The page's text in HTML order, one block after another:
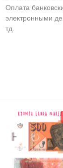
Оплата
электронными
тд.